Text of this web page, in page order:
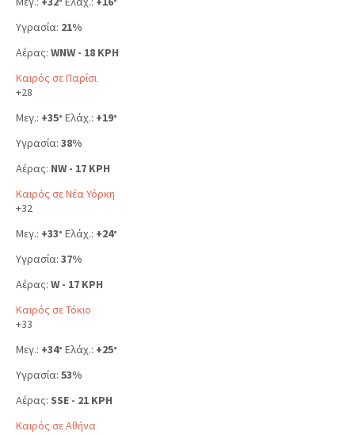
° °
Υγρασία: 21%
Αέρας: WNW - 18 KPH
Καιρός σε Παρίσι
+28
Μεγ.: +35° Ελάχ.: +19°
Υγρασία: 38%
Αέρας: NW - 17 KPH
Καιρός σε Νέα Υόρκη
+32
Μεγ.: +33° Ελάχ.: +24°
Υγρασία: 37%
Αέρας: W - 17 KPH
Καιρός σε Τόκιο
+33
Μεγ.: +34° Ελάχ.: +25°
Υγρασία: 53%
Αέρας: SSE - 21 KPH
Καιρός σε Αθήνα